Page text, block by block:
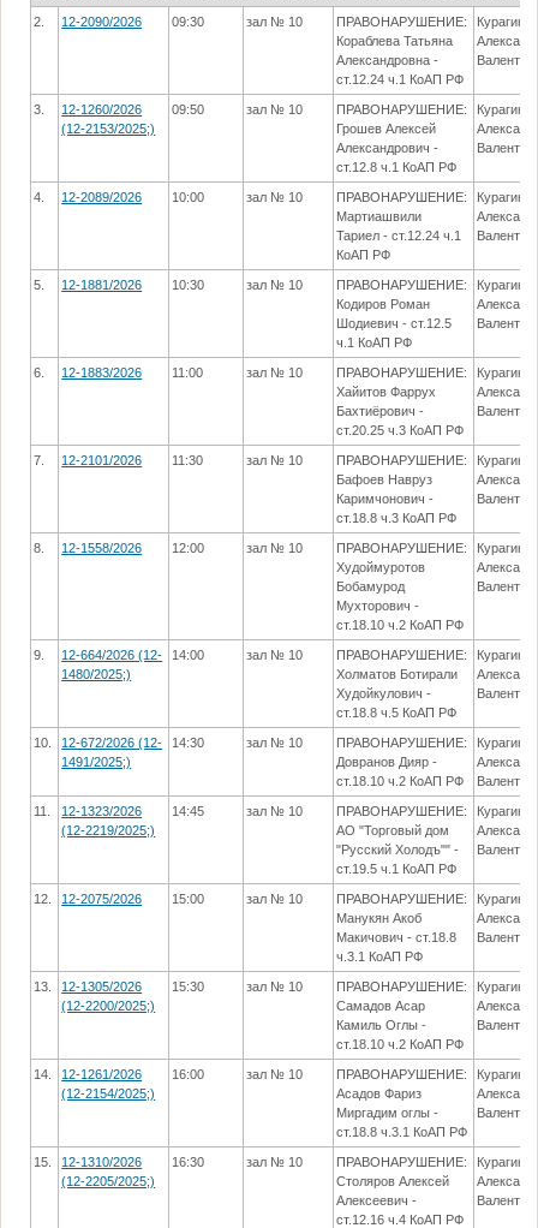
2. 12-2090/2026 09:30 зал № 10
ПРАВОНАРУШЕНИЕ:
Кораблева Татьяна
Александровна -
ст.12.24 ч.1 КоАП РФ
Курагин
3.
12-1260/2026
(12-2153/2025;)
09:50 зал № 10
ПРАВОНАРУШЕНИЕ:
Грошев Алексей
Александрович -
ст.12.8 ч.1 КоАП РФ
Курагин
4. 12-2089/2026 10:00 зал № 10
ПРАВОНАРУШЕНИЕ:
Мартиашвили
Тариел - ст.12.24 ч.1
КоАП РФ
Курагин
5. 12-1881/2026 10:30 зал № 10
ПРАВОНАРУШЕНИЕ:
Кодиров Роман
Шодиевич - ст.12.5
ч.1 КоАП РФ
Курагин
6. 12-1883/2026 11:00 зал № 10
ПРАВОНАРУШЕНИЕ:
Хайитов Фаррух
Бахтиёрович -
ст.20.25 ч.3 КоАП РФ
Курагин
7. 12-2101/2026 11:30 зал № 10
ПРАВОНАРУШЕНИЕ:
Бафоев Навруз
Каримчонович -
ст.18.8 ч.3 КоАП РФ
Курагин
8. 12-1558/2026 12:00 зал № 10
ПРАВОНАРУШЕНИЕ:
Худоймуротов
Бобамурод
Мухторович -
ст.18.10 ч.2 КоАП РФ
Курагин
9.
12-664/2026 (12-
1480/2025;)
14:00 зал № 10
ПРАВОНАРУШЕНИЕ:
Холматов Ботирали
Худойкулович -
ст.18.8 ч.5 КоАП РФ
Курагин
10.
12-672/2026 (12-
1491/2025;)
14:30 зал № 10
ПРАВОНАРУШЕНИЕ:
Довранов Дияр -
ст.18.10 ч.2 КоАП РФ
Курагин
11.
12-1323/2026
(12-2219/2025;)
14:45 зал № 10
ПРАВОНАРУШЕНИЕ:
АО "Торговый дом
"Русский Холодъ"" -
ст.19.5 ч.1 КоАП РФ
Курагин
12. 12-2075/2026 15:00 зал № 10
ПРАВОНАРУШЕНИЕ:
Манукян Акоб
Макичович - ст.18.8
ч.3.1 КоАП РФ
Курагин
13.
12-1305/2026
(12-2200/2025;)
15:30 зал № 10
ПРАВОНАРУШЕНИЕ:
Самадов Асар
Камиль Оглы -
ст.18.10 ч.2 КоАП РФ
Курагин
14.
12-1261/2026
(12-2154/2025;)
16:00 зал № 10
ПРАВОНАРУШЕНИЕ:
Асадов Фариз
Миргадим оглы -
ст.18.8 ч.3.1 КоАП РФ
Курагин
15.
12-1310/2026
(12-2205/2025;)
16:30 зал № 10
ПРАВОНАРУШЕНИЕ:
Столяров Алексей
Алексеевич -
ст.12.16 ч.4 КоАП РФ
Курагин